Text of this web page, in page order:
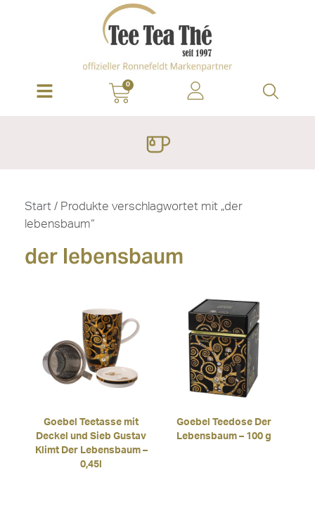
0
Start / Produkte verschlagwortet mit „der
lebensbaum“
der lebensbaum
Goebel Teetasse mit
Deckel und Sieb Gustav
Klimt Der Lebensbaum –
0,45l
Goebel Teedose Der
Lebensbaum – 100 g